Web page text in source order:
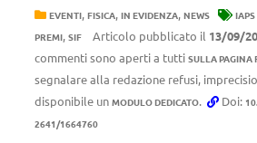
EVENTI, FISICA, IN EVIDENZA, NEWS
PREMI, SIF Articolo pubblicato il 13/09/
commenti sono aperti a tutti SULLA PAGINA
segnalare alla redazione refusi,
disponibile un MODULO DEDICATO. Doi:
2641/1664760